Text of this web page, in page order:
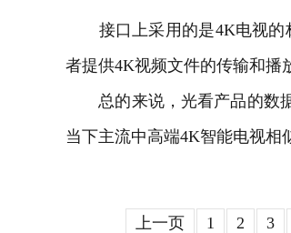
接口上采用的是4K电视的
者提供4K视频文件的传输和播
总的来说，光看产品的数据
当下主流中高端4K智能电视相
上一页 1 2 3